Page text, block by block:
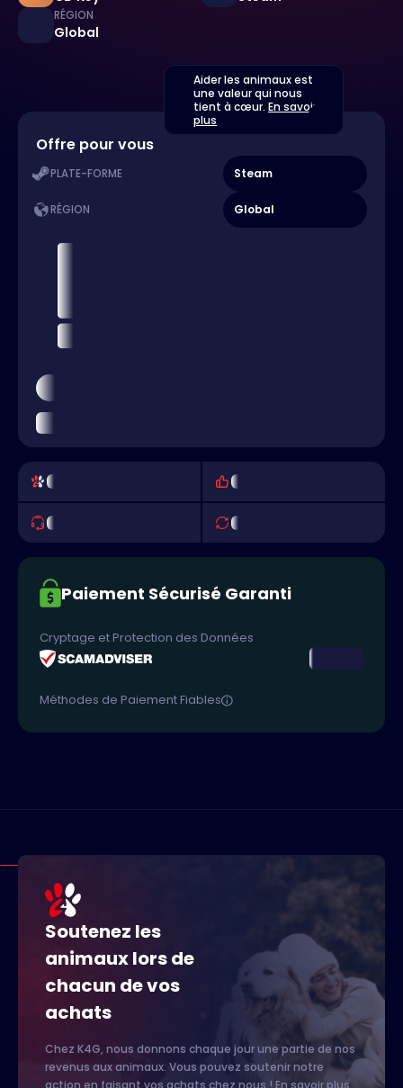
RÉGION
Global
Aider les animaux est
une valeur qui nous
tient à cœur. En savoir
plus
Offre pour vous
PLATE-FORME Steam
RÉGION Global
Paiement Sécurisé Garanti
Cryptage et Protection des Données
Méthodes de Paiement Fiables
Soutenez les
animaux lors de
chacun de vos
achats
Chez K4G, nous donnons chaque jour une partie de nos
revenus aux animaux. Vous pouvez soutenir notre